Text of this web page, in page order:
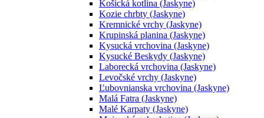
Košická kotlina (Jaskyne)
Kozie chrbty (Jaskyne)
Kremnické vrchy (Jaskyne)
Krupinská planina (Jaskyne)
Kysucká vrchovina (Jaskyne)
Kysucké Beskydy (Jaskyne)
Laborecká vrchovina (Jaskyne)
Levočské vrchy (Jaskyne)
Ľubovnianska vrchovina (Jaskyne)
Malá Fatra (Jaskyne)
Malé Karpaty (Jaskyne)